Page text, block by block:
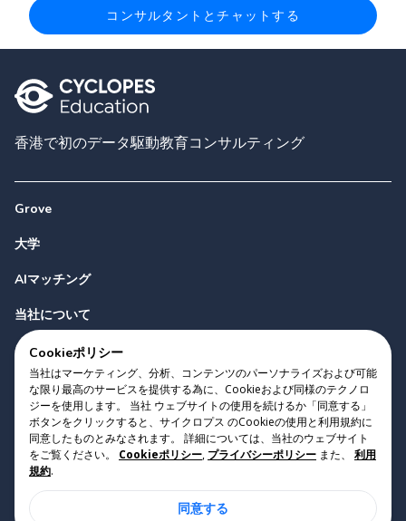
コンサルタントとチャットする
香港で初のデータ駆動教育コンサルティング
Grove
大学
AIマッチング
当社について
お問い合わせ
Copyright 2023 Cyclopes® • v0.31.0
Cookieポリシー • プライバシーポリシー • 利用規約
Suite 2807, 28/F, Tower 2, Times Square, 1 Matheson Street,
Cookieポリシー
当社はマーケティング、分析、コンテンツのパーソナライズおよび可能
な限り最高のサービスを提供する為に、Cookieおよび同様のテクノロ
ジーを使用します。 当社 ウェブサイトの使用を続けるか「同意する」
ボタンをクリックすると、サイクロプス のCookieの使用と利用規約に
同意したものとみなされます。 詳細については、当社のウェブサイト
をご覧ください。
Cookieポリシー, プライバシーポリシー また、
利用
規約.
同意する